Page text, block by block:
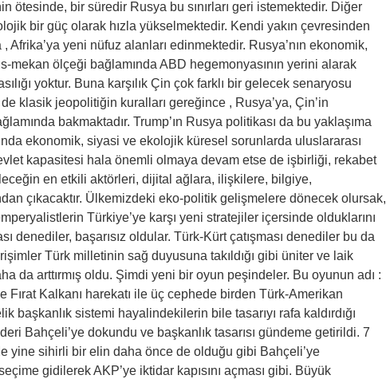
ötesinde, bir süredir Rusya bu sınırları geri istemektedir. Diğer
bir güç olarak hızla yükselmektedir. Kendi yakın çevresinden
Afrika’ya yeni nüfuz alanları edinmektedir. Rusya’nın ekonomik,
mekan ölçeği bağlamında ABD hegemonyasının yerini alarak
yoktur. Buna karşılık Çin çok farklı bir gelecek senaryosu
klasik jeopolitiğin kuralları gereğince , Rusya’ya, Çin’in
bakmaktadır. Trump’ın Rusya politikası da bu yaklaşıma
ekonomik, siyasi ve ekolojik küresel sorunlarda uluslararası
kapasitesi hala önemli olmaya devam etse de işbirliği, rekabet
en etkili aktörleri, dijital ağlara, ilişkilere, bilgiye,
çıkacaktır. Ülkemizdeki eko-politik gelişmelere dönecek olursak,
Türkiye’ye karşı yeni stratejiler içersinde olduklarını
denediler, başarısız oldular. Türk-Kürt çatışması denediler bu da
Türk milletinin sağ duyusuna takıldığı gibi üniter ve laik
da arttırmış oldu. Şimdi yeni bir oyun peşindeler. Bu oyunun adı :
Fırat Kalkanı harekatı ile üç cephede birden Türk-Amerikan
başkanlık sistemi hayalindekilerin bile tasarıyı rafa kaldırdığı
Bahçeli’ye dokundu ve başkanlık tasarısı gündeme getirildi. 7
yine sihirli bir elin daha önce de olduğu gibi Bahçeli’ye
gidilerek AKP’ye iktidar kapısını açması gibi. Büyük